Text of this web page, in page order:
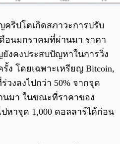
ริปโตเกิดสภาวะการปรับ
อนมกราคมที่ผ่านมา ราคา
งคงประสบปัญหาในการวิ่ง
ง โดยเฉพาะเหรียญ Bitcoin,
วงลงไปกว่า 50% จากจุด
นมา ในขณะที่ราคาของ
ปหาจุด 1,000 ดอลลาร์ได้ก่อน